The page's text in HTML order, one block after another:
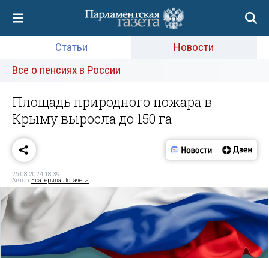
Статьи
Новости
Все о пенсиях в России
Площадь природного пожара в
Крыму выросла до 150 га
26.08.2024 18:39
Автор: Екатерина Логачева